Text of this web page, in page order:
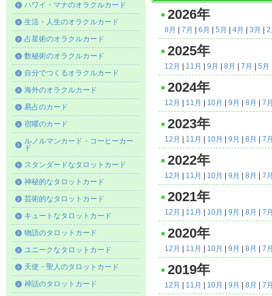
ハワイ・マナのオラクルカード
生活・人生のオラクルカード
占星術のオラクルカード
数秘術のオラクルカード
自分でつくるオラクルカード
海外のオラクルカード
易占のカード
宿曜のカード
ルノルマンカード・コーヒーカー
ド
スタンダードなタロットカード
神秘的なタロットカード
芸術的なタロットカード
キュートなタロットカード
物語のタロットカード
ユニークなタロットカード
天使・聖人のタロットカード
神話のタロットカード
2026年
8月 7月 6月 5月 4月 3月 2
2025年
12月 11月 9月 8月 7月 5月
2024年
12月 11月 10月 9月 8月 7
2023年
12月 11月 10月 9月 8月 7
2022年
12月 11月 10月 9月 8月 7
2021年
12月 11月 10月 9月 8月 7
2020年
12月 11月 10月 9月 8月 7
2019年
12月 11月 10月 9月 8月 7